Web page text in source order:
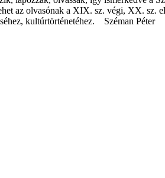
az olvasónak a XIX. sz. végi, XX. sz.
kultúrtörténetéhez. Széman Péter